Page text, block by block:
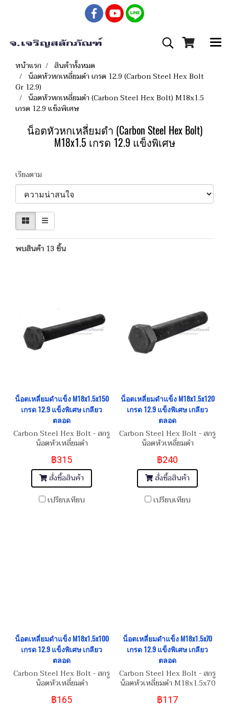
หน้าแรก
สินค้าทั้งหมด
น็อตหัวหกเหลี่ยมดำ เกรด 12.9 (Carbon Steel Hex Bolt
Gr 12.9)
น็อตหัวหกเหลี่ยมดำ (Carbon Steel Hex Bolt) M18x1.5
เกรด 12.9 แข็งพิเศษ
น็อตหัวหกเหลี่ยมดำ (Carbon Steel Hex Bolt)
M18x1.5 เกรด 12.9 แข็งพิเศษ
เรียงตาม
พบสินค้า 13 ชิ้น
น็อตเหลี่ยมดำแข็ง M18x1.5x150
เกรด 12.9 แข็งพิเศษ เกลียว
ตลอด
Carbon Steel Hex Bolt - สกรู
น็อตหัวเหลี่ยมดำ
M18x1.5x150
฿315
สั่งซื้อสินค้า
เปรียบเทียบ
น็อตเหลี่ยมดำแข็ง M18x1.5x120
เกรด 12.9 แข็งพิเศษ เกลียว
ตลอด
Carbon Steel Hex Bolt - สกรู
น็อตหัวเหลี่ยมดำ
M18x1.5x120
฿240
สั่งซื้อสินค้า
เปรียบเทียบ
น็อตเหลี่ยมดำแข็ง M18x1.5x100
เกรด 12.9 แข็งพิเศษ เกลียว
ตลอด
Carbon Steel Hex Bolt - สกรู
น็อตหัวเหลี่ยมดำ
M18x1.5x100
฿165
น็อตเหลี่ยมดำแข็ง M18x1.5x70
เกรด 12.9 แข็งพิเศษ เกลียว
ตลอด
Carbon Steel Hex Bolt - สกรู
น็อตหัวเหลี่ยมดำ M18x1.5x70
฿117